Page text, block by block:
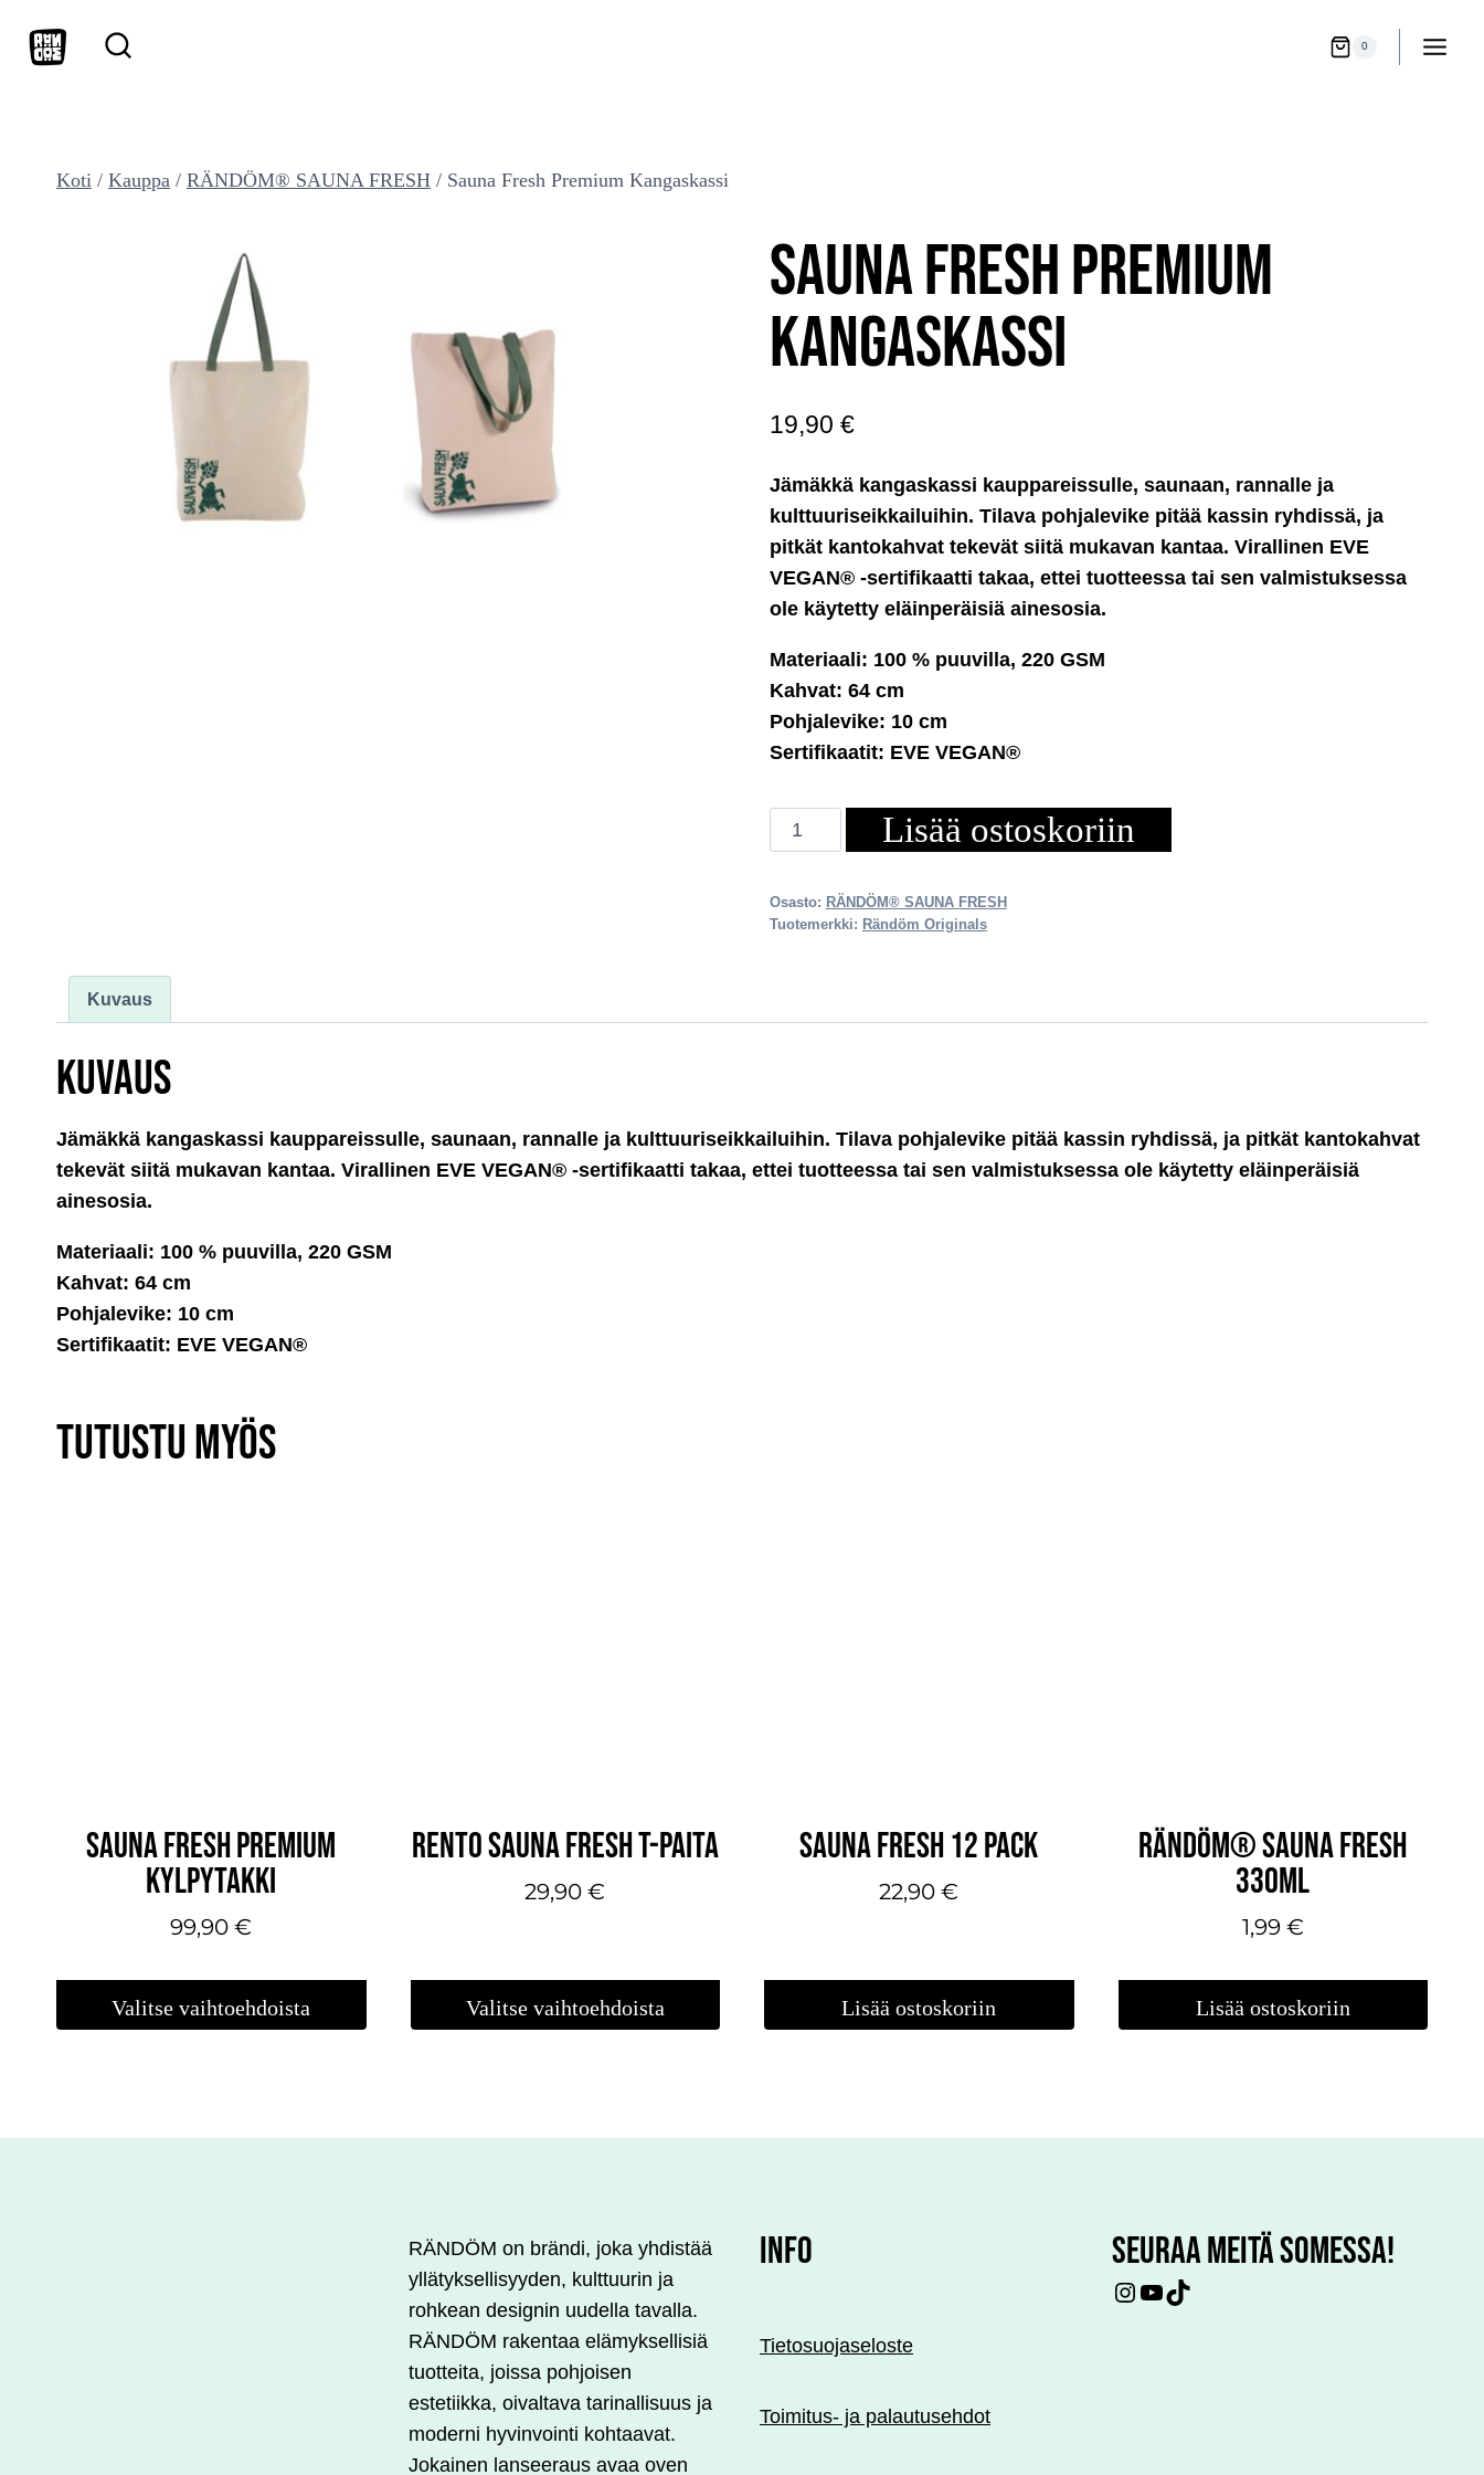
sisältöön
0
Koti / Kauppa / RÄNDÖM® SAUNA FRESH / Sauna Fresh Premium Kangaskassi
SAUNA FRESH PREMIUM
KANGASKASSI
19,90 €
Jämäkkä kangaskassi kauppareissulle, saunaan, rannalle ja
kulttuuriseikkailuihin. Tilava pohjalevike pitää kassin ryhdissä, ja
pitkät kantokahvat tekevät siitä mukavan kantaa. Virallinen EVE
VEGAN® -sertifikaatti takaa, ettei tuotteessa tai sen valmistuksessa
ole käytetty eläinperäisiä ainesosia.
Materiaali: 100 % puuvilla, 220 GSM
Kahvat: 64 cm
Pohjalevike: 10 cm
Sertifikaatit: EVE VEGAN®
Sauna
Fresh
Kangaskassi
Lisää ostoskoriin
Osasto: RÄNDÖM® SAUNA FRESH
Tuotemerkki: Rändöm Originals
Kuvaus
KUVAUS
Jämäkkä kangaskassi kauppareissulle, saunaan, rannalle ja kulttuuriseikkailuihin. Tilava pohjalevike pitää kassin ryhdissä, ja pitkät kantokahvat
tekevät siitä mukavan kantaa. Virallinen EVE VEGAN® -sertifikaatti takaa, ettei tuotteessa tai sen valmistuksessa ole käytetty eläinperäisiä
ainesosia.
Materiaali: 100 % puuvilla, 220 GSM
Kahvat: 64 cm
Pohjalevike: 10 cm
Sertifikaatit: EVE VEGAN®
TUTUSTU MYÖS
SAUNA FRESH PREMIUM
KYLPYTAKKI
99,90€
Valitse vaihtoehdoista
useampi
RENTO SAUNA FRESH T-PAITA
29,90€
Valitse vaihtoehdoista
useampi
valinnat
tuotteen
sivulla.
SAUNA FRESH 12 PACK
22,90€
Lisää ostoskoriin
RÄNDÖM® SAUNA FRESH
330ML
1,99 €
Lisää ostoskoriin
RÄNDÖM on brändi, joka yhdistää
yllätyksellisyyden, kulttuurin ja
rohkean designin uudella tavalla.
RÄNDÖM rakentaa elämyksellisiä
tuotteita, joissa pohjoisen
estetiikka, oivaltava tarinallisuus ja
moderni hyvinvointi kohtaavat.
Jokainen lanseeraus avaa oven
INFO
Tietosuojaseloste
Toimitus- ja palautusehdot
SEURAA MEITÄ SOMESSA!
Instagram
YouTube
TikTok